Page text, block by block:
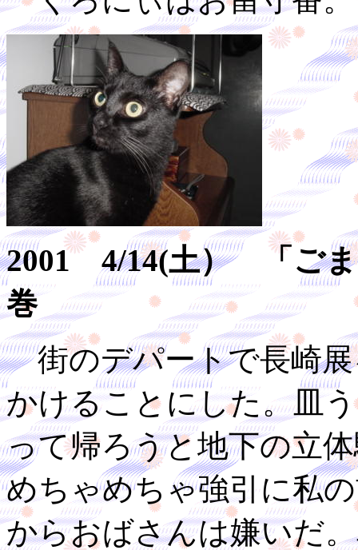
2001 4/14(土） 「ごま
巻
街のデパートで長崎展
かけることにした。皿
って帰ろうと地下の立
めちゃめちゃ強引に私
からおばさんは嫌いだ